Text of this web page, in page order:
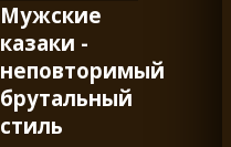
Мужские
казаки -
неповторимый
брутальный
стиль